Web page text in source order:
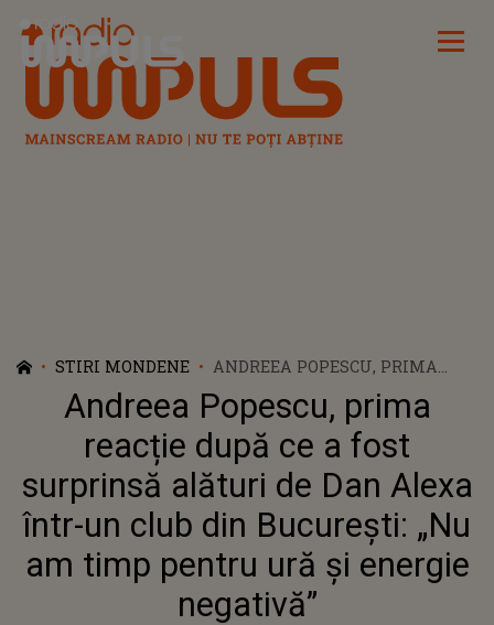
Radio Impuls
STIRI MONDENE
ANDREEA POPESCU, PRIMA
REACȚIE DUPĂ CE A FOST
SURPRINSĂ ALĂTURI DE DAN
ALEXA ÎNTR-UN CLUB DIN
BUCUREȘTI: „NU AM TIMP
PENTRU URĂ ȘI ENERGIE
Andreea Popescu, prima
reacție după ce a fost
surprinsă alături de Dan Alexa
într-un club din București: „Nu
am timp pentru ură și energie
negativă”